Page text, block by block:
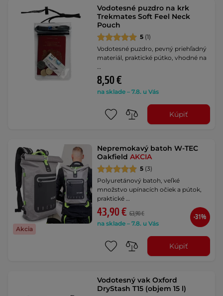
Vodotesné puzdro na krk
Trekmates Soft Feel Neck
Pouch
5 (1)
Vodotesné puzdro, pevný priehľadný
materiál, praktické pútko, vhodné na
…
8,50 €
na sklade – 7.8. u Vás
Kúpiť
Akcia
Nepremokavý batoh W-TEC
OakfieldAKCIA
5 (3)
Polyuretánový batoh, veľké
množstvo upínacích očiek a pútok,
praktické …
43,90 € 63,90 €
na sklade – 7.8. u Vás
-31%
Kúpiť
Vodotesný vak Oxford
DryStash T15 (objem 15 l)